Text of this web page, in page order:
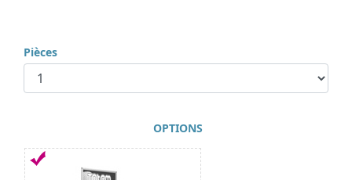
Pièces
OPTIONS